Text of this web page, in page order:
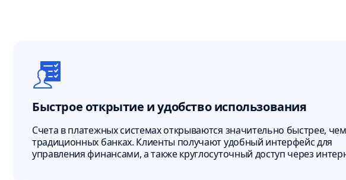
Быстрое открытие и удобство использования
Счета в платежных системах открываются значительно быстрее,
традиционных банках. Клиенты получают удобный интерфейс для
управления финансами, а также круглосуточный доступ через